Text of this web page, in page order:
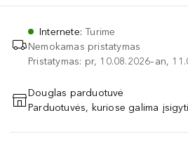
Internete:Turime
Nemokamas pristatymas
Pristatymas: pr, 10.08.2026–an,
PRIDĖTI Į
Douglas parduotuvė
Parduotuvės, kuriose galima įsigyti
Praleisti slankiklį